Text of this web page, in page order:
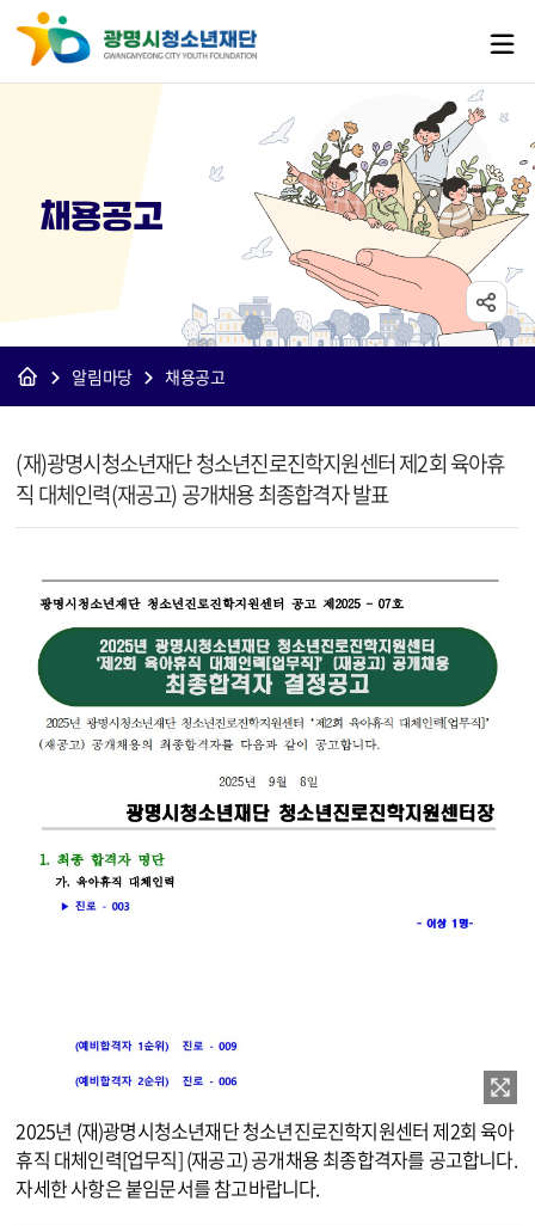
채용공고
알림마당 채용공고
(재)광명시청소년재단 청소년진로진학지원센터 제2회 육아휴
직 대체인력(재공고) 공개채용 최종합격자 발표
2025년 (재)광명시청소년재단 청소년진로진학지원센터 제2회 육아
휴직 대체인력[업무직] (재공고) 공개채용 최종합격자를 공고합니다.
자세한 사항은 붙임문서를 참고바랍니다.